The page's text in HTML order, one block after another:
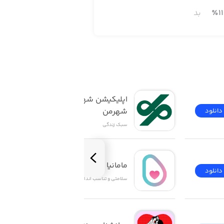
٪11 بد
دانلود
دانلود
شهرمن
سبک زندگی
مامانیا | Mamania
سلامتی و تناسب اندام